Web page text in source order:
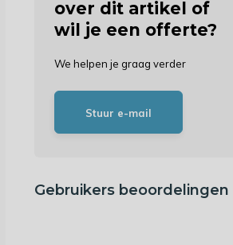
over dit artikel of
wil je een offerte?
We helpen je graag verder
Stuur e-mail
Gebruikers beoordelingen